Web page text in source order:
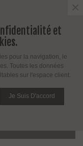
et
pour la navigation, le
Toutes les données
sur l'espace client.
Je Suis D'accord